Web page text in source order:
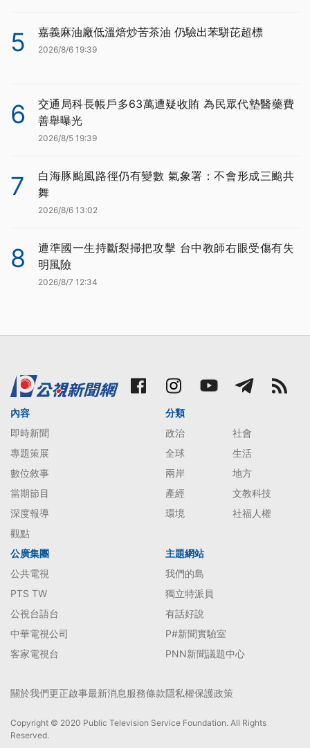
5 嘉義麻油廠低溫焙炒苦茶油 仍驗出苯駢芘超標
2026/8/6 19:39
6
交通局科長帳戶多63萬遭疑收賄 為民眾代墊醫藥費
善舉曝光
2026/8/5 19:39
7
白海豚颱風路徑仍有變數 氣象署：不會形成三颱共
舞
2026/8/6 13:02
8
遭準國一生持斷裂掃把攻擊 台中教師右眼受傷有失
明風險
2026/8/7 12:34
內容
即時新聞
專題策展
數位敘事
當期節目
深度報導
觀點
分類
政治
社會
全球
生活
兩岸
地方
產經
文教科技
環境
社福人權
公廣集團
公共電視
PTS TW
公視台語台
中華電視公司
客家電視台
主題網站
我們的島
獨立特派員
有話好說
P#新聞實驗室
PNN新聞議題中心
關於我們更正啟事最新消息服務條款隱私權保護政策
Copyright © 2020 Public Television Service Foundation. All Rights
Reserved.